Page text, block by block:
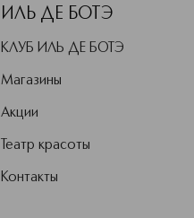
ИЛЬ ДЕ БОТЭ
КЛУБ ИЛЬ ДЕ БОТЭ
Магазины
Акции
Театр красоты
Контакты